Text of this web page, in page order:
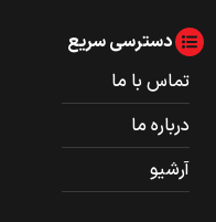
دسترسی سریع
تماس با ما
درباره ما
آرشیو